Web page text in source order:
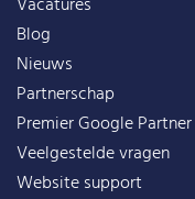
Blog
Nieuws
Partnerschap
Premier Google Partner
Veelgestelde vragen
Website support